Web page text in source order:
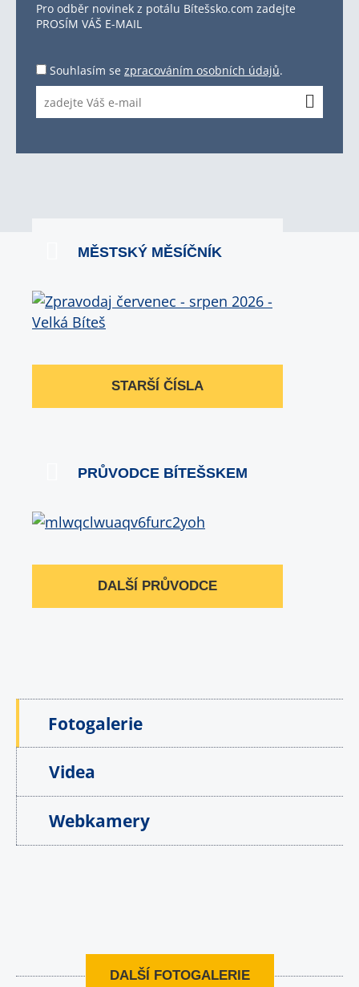
Pro odběr novinek z potálu Bítešsko.com zadejte
PROSÍM VÁŠ E-MAIL
Souhlasím se zpracováním osobních údajů.
MĚSTSKÝ MĚSÍČNÍK
STARŠÍ ČÍSLA
PRŮVODCE BÍTEŠSKEM
DALŠÍ PRŮVODCE
Fotogalerie
Videa
Webkamery
DALŠÍ FOTOGALERIE